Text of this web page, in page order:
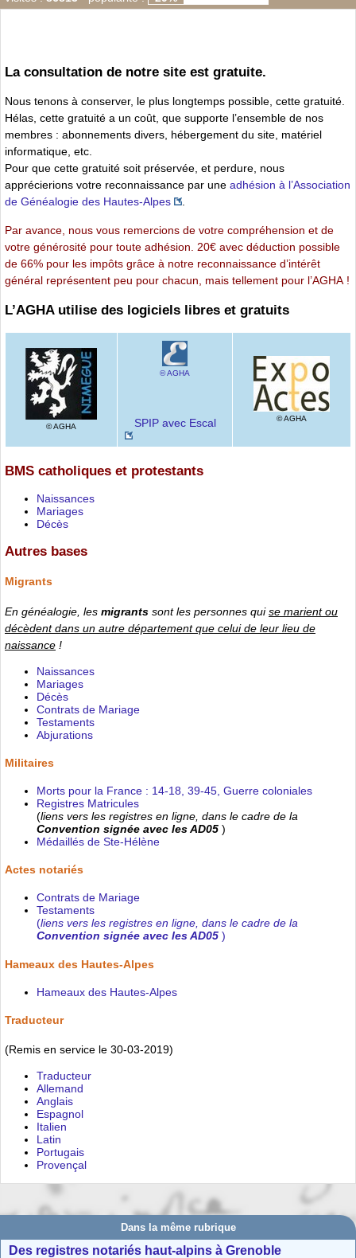
La consultation de notre site est gratuite.
Nous tenons à conserver, le plus longtemps possible, cette gratuité.
Hélas, cette gratuité a un coût, que supporte l’ensemble de nos
membres : abonnements divers, hébergement du site, matériel
informatique, etc.
Pour que cette gratuité soit préservée, et perdure, nous
apprécierions votre reconnaissance par une adhésion à l’Association
de Généalogie des Hautes-Alpes
.
Par avance, nous vous remercions de votre compréhension et de
votre générosité pour toute adhésion. 20€ avec déduction possible
de 66% pour les impôts grâce à notre reconnaissance d’intérêt
général représentent peu pour chacun, mais tellement pour l’AGHA !
L’AGHA utilise des logiciels libres et gratuits
© AGHA
© AGHA
SPIP avec Escal © AGHA
BMS catholiques et protestants
Naissances
Mariages
Décès
Autres bases
Migrants
En généalogie, les migrants sont les personnes quise marient ou
décèdent dans un autre département que celui de leur lieu de
naissance !
Naissances
Mariages
Décès
Contrats de Mariage
Testaments
Abjurations
Militaires
Morts pour la France : 14-18, 39-45, Guerre coloniales
Registres Matricules
(liens vers les registres en ligne, dans le cadre de la
Convention signée avec les AD05 )
Médaillés de Ste-Hélène
Actes notariés
Contrats de Mariage
Testaments
(liens vers les registres en ligne, dans le cadre de la
Convention signée avec les AD05 )
Hameaux des Hautes-Alpes
Hameaux des Hautes-Alpes
Traducteur
(Remis en service le 30-03-2019)
Traducteur
Allemand
Anglais
Espagnol
Italien
Latin
Portugais
Provençal
Dans la même rubrique
Des registres notariés haut-alpins à Grenoble